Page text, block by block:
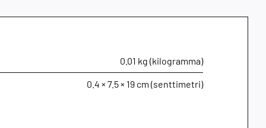
0.01 kg (kilogramma)
0.4 × 7.5 × 19 cm (senttimetri)